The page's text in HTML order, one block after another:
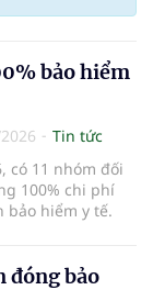
bảo hiểm
Tin tức
có 11 nhóm đối
100% chi phí
bảo hiểm y tế.
đóng bảo